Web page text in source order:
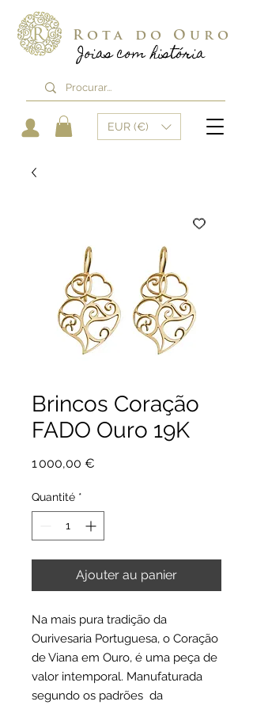
Joias com história
Rota do Ouro
EUR (€)
Brincos Coração
FADO Ouro 19K
1 000,00 €
Quantité *
Ajouter au panier
Na mais pura tradição da
Ourivesaria Portuguesa, o Coração
de Viana em Ouro, é uma peça de
valor intemporal. Manufaturada
segundo os padrões da